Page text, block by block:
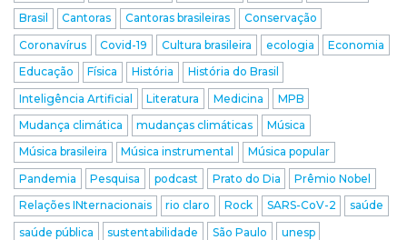
Brasil
Cantoras Cantoras brasileiras
Conservação
Coronavírus
Covid-19 Cultura brasileira ecologia
Economia
Educação
Física História
História do Brasil
Inteligência Artificial
Literatura Medicina
MPB
Mudança climática
mudanças climáticas
Música
Música brasileira
Música instrumental
Música popular
Pandemia
Pesquisa podcast Prato do Dia
Prêmio Nobel
Relações INternacionais
rio claro Rock SARS-CoV-2
saúde
saúde pública
sustentabilidade São Paulo
unesp